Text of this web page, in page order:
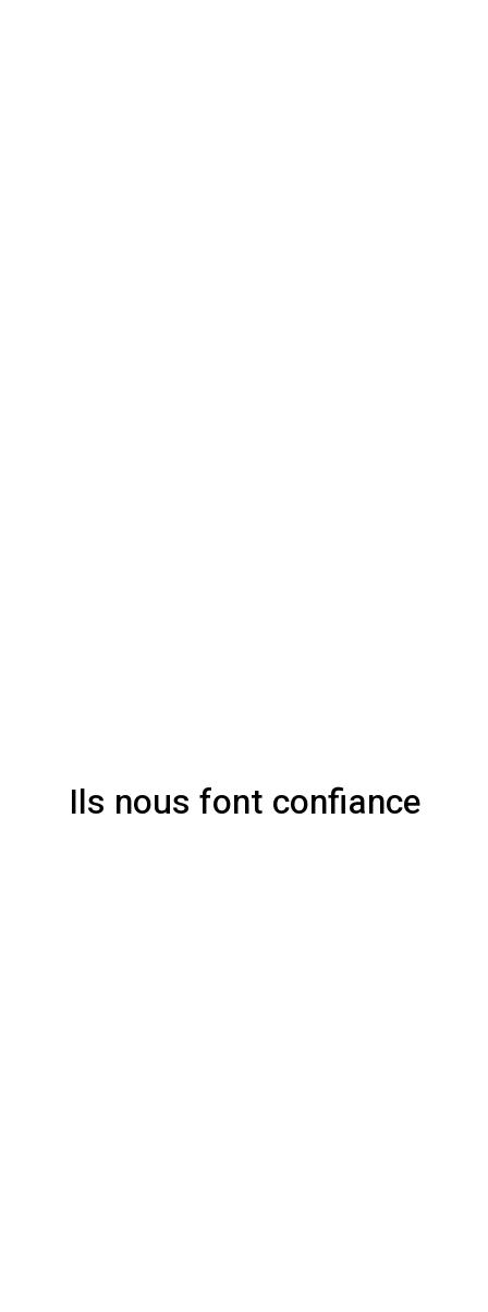
Ils nous font confiance